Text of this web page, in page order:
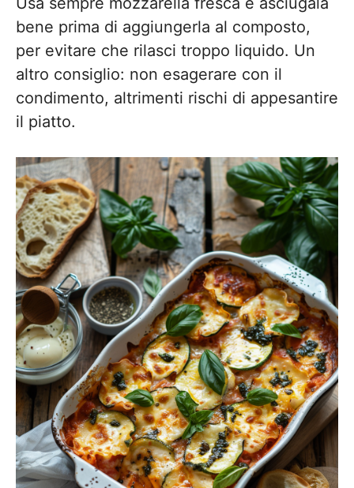
bene prima di aggiungerla al composto,
per evitare che rilasci troppo liquido. Un
altro consiglio: non esagerare con il
condimento, altrimenti rischi di appesantire
il piatto.